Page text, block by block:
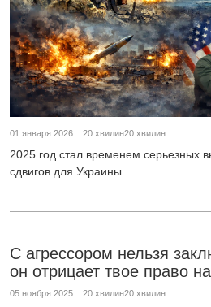
01 января 2026 :: 20 хвилин20 хвилин
2025 год стал временем серьезных
сдвигов для Украины.
С агрессором нельзя
он отрицает твое право
05 ноября 2025 :: 20 хвилин20 хвилин